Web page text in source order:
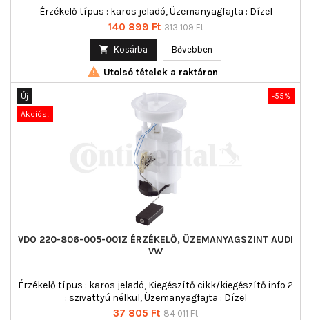
Érzékelő típus : karos jeladó, Üzemanyagfajta : Dízel
Ár
140 899 Ft Normál
313 109 Ft
 Kosárba Bővebben
 Utolsó tételek a raktáron
-55%
Új
Akciós!
VDO 220-806-005-001Z ÉRZÉKELŐ, ÜZEMANYAGSZINT AUDI
VW
Érzékelő típus : karos jeladó, Kiegészítő cikk/kiegészítő info 2
: szivattyú nélkül, Üzemanyagfajta : Dízel
Ár
37 805 Ft Normál
84 011 Ft